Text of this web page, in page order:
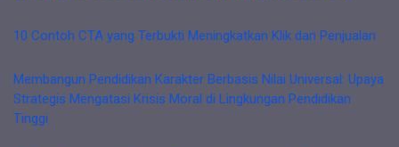
10 Contoh CTA yang Terbukti Meningkatkan Klik dan Penjualan
Membangun Pendidikan Karakter Berbasis Nilai Universal: Upaya
Strategis Mengatasi Krisis Moral di Lingkungan Pendidikan
Tinggi